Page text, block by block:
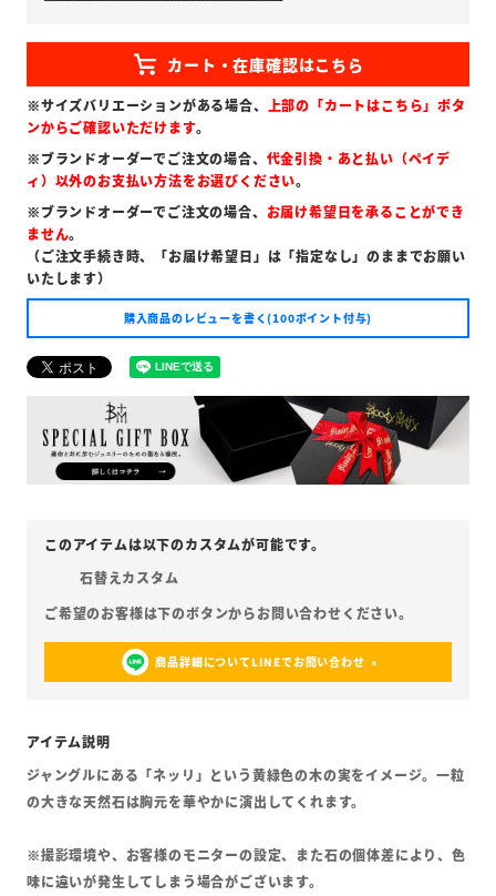
須
)
※サイズバリエーションがある場合、 上部の「カートはこちら」ボタ
ンからご確認いただけます。
※ブランドオーダーでご注文の場合、 代金引換・あと払い（ペイデ
ィ）以外のお支払い方法をお選びください。
※ブランドオーダーでご注文の場合、 お届け希望日を承ることができ
ません。
（ご注文手続き時、「お届け希望日」は「指定なし」のままでお願い
いたします）
購入商品のレビューを書く(100ポイント付与)
石替えカスタム
商品詳細についてLINEでお問い合わせ
ジャングルにある「ネッリ」という黄緑色の木の実をイメージ。一粒
の大きな天然石は胸元を華やかに演出してくれます。
※撮影環境や、お客様のモニターの設定、また石の個体差により、色
味に違いが発生してしまう場合がございます。